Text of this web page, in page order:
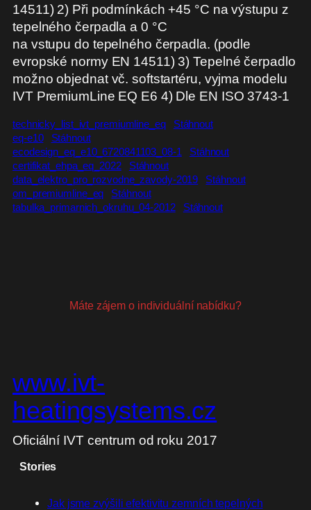
14511) 2) Při podmínkách +45 °C na výstupu z
tepelného čerpadla a 0 °C
na vstupu do tepelného čerpadla. (podle
evropské normy EN 14511) 3) Tepelné čerpadlo
možno objednat vč. softstartéru, vyjma modelu
IVT PremiumLine EQ E6 4) Dle EN ISO 3743-1
technicky_list_ivt_premiumline_eq
Stáhnout
eq-e10
Stáhnout
ecodesign_eq_e10_6720841103_08-1
Stáhnout
certifikat_ehpa_eq_2022
Stáhnout
data_elektro_pro_rozvodne_zavody-2019
Stáhnout
om_premiumline_eq
Stáhnout
tabulka_primarnich_okruhu_04-2012
Stáhnout
Máte zájem o individuální nabídku?
www.ivt-
heatingsystems.cz
Oficiální IVT centrum od roku 2017
Stories
Jak jsme zvýšili efektivitu zemních tepelných